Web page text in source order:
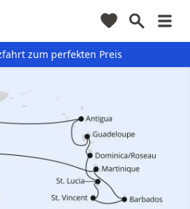
zum perfekten Preis